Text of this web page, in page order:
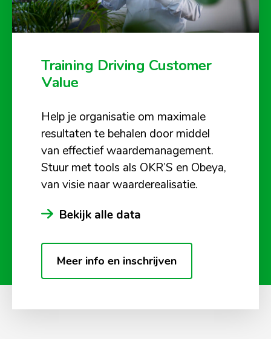
Training Driving Customer
Value
Help je organisatie om maximale
resultaten te behalen door middel
van effectief waardemanagement.
Stuur met tools als OKR’S en Obeya,
van visie naar waarderealisatie.
Bekijk alle data
Meer info en inschrijven